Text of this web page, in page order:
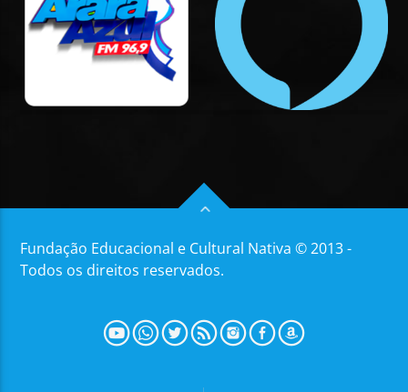
Fundação Educacional e Cultural Nativa © 2013 -
Todos os direitos reservados.